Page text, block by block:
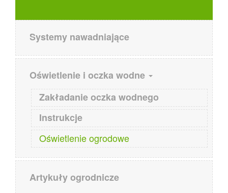
Main
navigation
Systemy nawadniające
Oświetlenie i oczka wodne
Zakładanie oczka wodnego
Instrukcje
Oświetlenie ogrodowe
Artykuły ogrodnicze